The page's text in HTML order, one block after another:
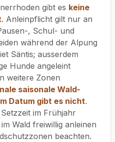
gibt es keine
. Anleinpflicht gilt nur an
, Schul- und
während der Alpung
Säntis; ausserdem
Hunde angeleint
weitere Zonen
saisonale Wald-
Datum gibt es nicht.
im Frühjahr
Wald freiwillig anleinen
beachten.